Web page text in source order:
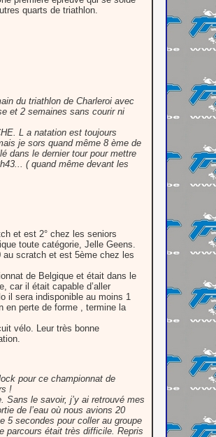
quarts de triathlon.
du triathlon de Charleroi avec
et 2 semaines sans courir ni
L a natation est toujours
je sors quand même 8 ème de
dans le dernier tour pour mettre
( quand même devant les
et est 2° chez les seniors
toute catégorie, Jelle Geens.
au scratch et est 5ème chez les
de Belgique et était dans le
car il était capable d’aller
il sera indisponible au moins 1
en perte de forme , termine la
vélo. Leur très bonne
pour ce championnat de
!
Sans le savoir, j’y ai retrouvé mes
de l’eau où nous avions 20
5 secondes pour coller au groupe
parcours était très difficile. Repris